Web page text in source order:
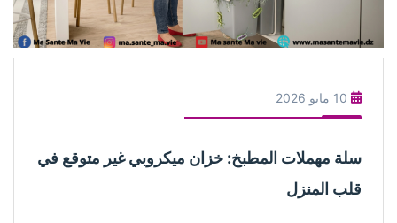
10 مايو 2026
سلة مهملات المطبخ: خزان ميكروبي غير متوقع في
قلب المنزل